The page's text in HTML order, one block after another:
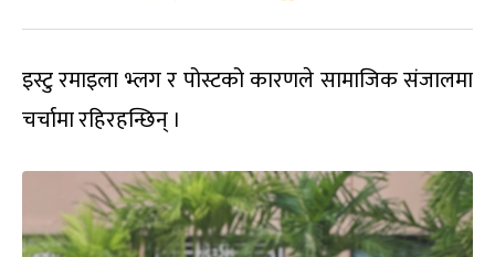
इस्टु रमाइला भ्लग र पोस्टको कारणले सामाजिक संजालमा
चर्चामा रहिरहन्छिन् ।